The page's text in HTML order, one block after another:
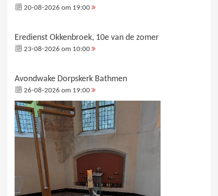
20-08-2026 om 19:00
Eredienst Okkenbroek, 10e van de zomer
23-08-2026 om 10:00
Avondwake Dorpskerk Bathmen
26-08-2026 om 19:00